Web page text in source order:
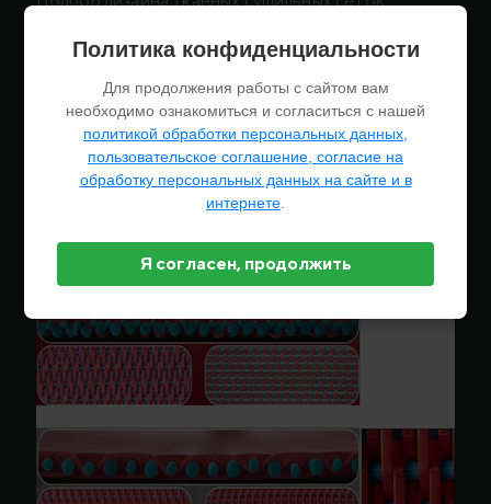
характеристик сушильной части БДМ (КДМ).
Воздухопроницаемость тканных сушильных сеток
от 60-1000 CFM.
Политика конфиденциальности
Для продолжения работы с сайтом вам
необходимо ознакомиться и согласиться с нашей
политикой обработки персональных данных,
пользовательское соглашение, согласие на
обработку персональных данных на сайте и в
интернете
Я согласен, продолжить